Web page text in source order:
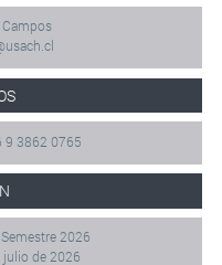
Campos
9 3862 0765
2026
julio de 2026